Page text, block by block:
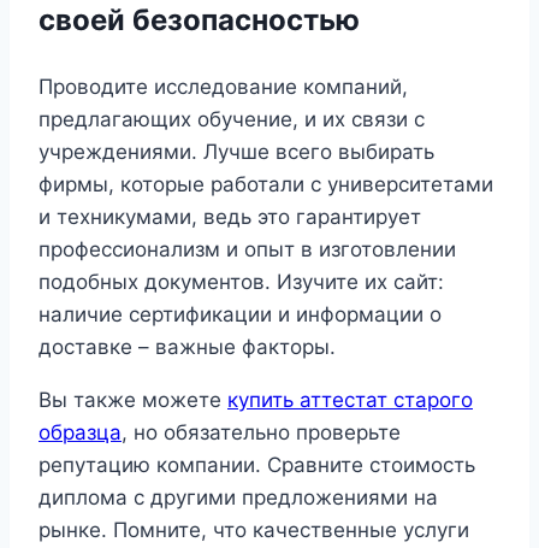
своей безопасностью
Проводите исследование компаний,
предлагающих обучение, и их связи с
учреждениями. Лучше всего выбирать
фирмы, которые работали с университетами
и техникумами, ведь это гарантирует
профессионализм и опыт в изготовлении
подобных документов. Изучите их сайт:
наличие сертификации и информации о
доставке – важные факторы.
Вы также можете купить аттестат старого
образца, но обязательно проверьте
репутацию компании. Сравните стоимость
диплома с другими предложениями на
рынке. Помните, что качественные услуги